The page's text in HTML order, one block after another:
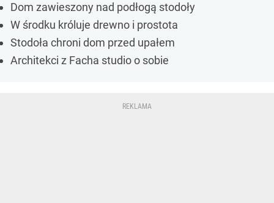
Dom zawieszony nad podłogą stodoły
W środku króluje drewno i prostota
Stodoła chroni dom przed upałem
Architekci z Facha studio o sobie